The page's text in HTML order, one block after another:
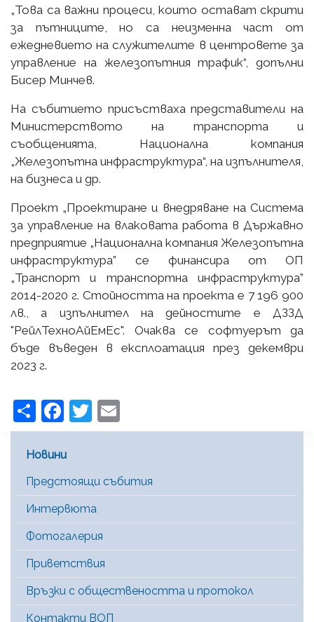
„Това са важни процеси, които остават скрити
за пътниците, но са неизменна част от
ежедневието на служителите в центровете за
управление на железопътния трафик“, допълни
Бисер Минчев.
На събитието присъстваха представители на
Министерството на транспорта и
съобщенията, Национална компания
„Железопътна инфраструктура“, на изпълнителя,
на бизнеса и др.
Проект „Проектиране и внедряване на Система
за управление на влаковата работа в Държавно
предприятие „Национална компания Железопътна
инфраструктура” се финансира от ОП
„Транспорт и транспортна инфраструктура”
2014-2020 г. Стойността на проекта е 7 196 900
лв., а изпълнител на дейностите е ДЗЗД
"РейлТехноАйЕмЕс". Очаква се софтуерът да
бъде въведен в експлоатация през декември
2023 г.
ShareFacebook
Twitter
Main Menu [BG]
Новини
Предстоящи събития
Интервюта
Фотогалерия
Приветствия
Връзки с обществеността и протокол
Контакти ВОП